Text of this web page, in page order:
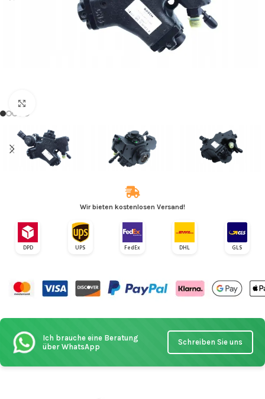
Wir bieten kostenlosen Versand!
DPD UPS FedEx DHL GLS
Ich brauche eine Beratung
über WhatsApp
Schreiben Sie uns